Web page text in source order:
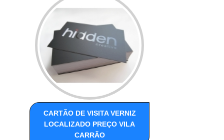
CARTÃO DE VISITA VERNIZ
LOCALIZADO PREÇO VILA
CARRÃO